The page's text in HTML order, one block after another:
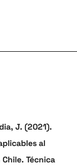
J. (2021).
al
Técnica